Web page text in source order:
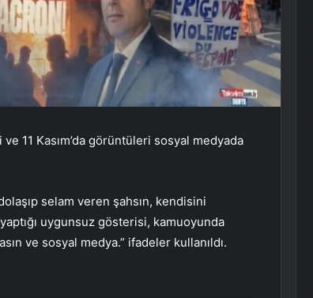
11 Kasım’da görüntüleri sosyal medyada
selam veren şahsın, kendisini
uygunsuz gösterisi, kamuoyunda
ve sosyal medya.” ifadeler kullanıldı.